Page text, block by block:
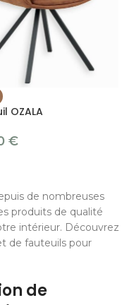
OZALA
€
de nombreuses
produits de qualité
intérieur. Découvrez
de fauteuils pour
de